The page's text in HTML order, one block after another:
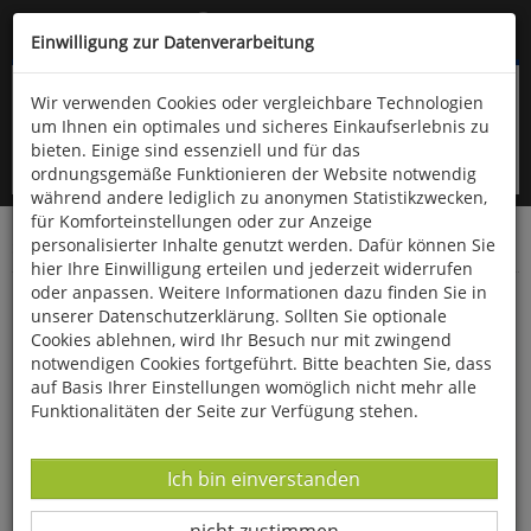
Kompletten Head der Seite überspringen
oder (06766) 9323-960
Startseite Bücher Essen & Trinken
Backen mit Kräutern und Blüten
Einwilligung zur Datenverarbeitung
Wir verwenden Cookies oder vergleichbare Technologien
um Ihnen ein optimales und sicheres Einkaufserlebnis zu
bieten. Einige sind essenziell und für das
ordnungsgemäße Funktionieren der Website notwendig
während andere lediglich zu anonymen Statistikzwecken,
für Komforteinstellungen oder zur Anzeige
personalisierter Inhalte genutzt werden. Dafür können Sie
hier Ihre Einwilligung erteilen und jederzeit widerrufen
oder anpassen. Weitere Informationen dazu finden Sie in
unserer Datenschutzerklärung. Sollten Sie optionale
Cookies ablehnen, wird Ihr Besuch nur mit zwingend
notwendigen Cookies fortgeführt. Bitte beachten Sie, dass
auf Basis Ihrer Einstellungen womöglich nicht mehr alle
Funktionalitäten der Seite zur Verfügung stehen.
Datenverarbeitung -
Ich bin einverstanden